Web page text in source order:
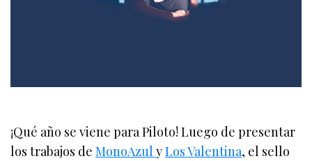
¡Qué año se viene para Piloto! Luego de presentar
los trabajos deMonoAzulyLos Valentina, el sello